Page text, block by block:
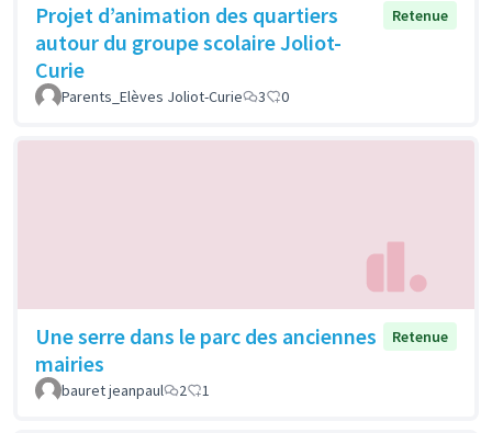
Projet d’animation des quartiers
autour du groupe scolaire Joliot-
Curie
Retenue
Parents_Elèves Joliot-Curie 3 0
Une serre dans le parc des anciennes
mairies
Retenue
bauret jeanpaul 2 1